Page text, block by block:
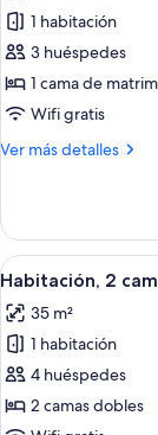
fotos
de
Habitación,
1
de
balcón
1 habitación
3 huéspedes
1 cama de
Wifi gratis
Ver más detalles
Más
1
cama
de
grande,
balcón
Abrir
todas
las
fotos
de
Habitación,
4
Habitación, 2
35 m²
1 habitación
4 huéspedes
2 camas dobles